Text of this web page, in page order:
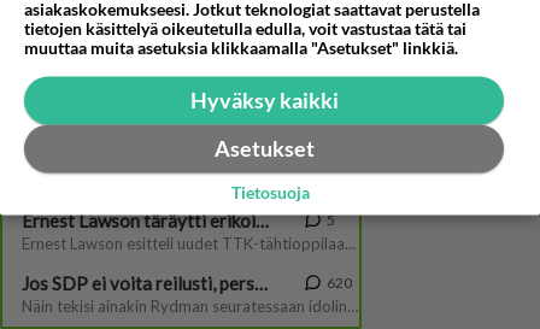
asiakaskokemukseesi. Jotkut teknologiat saattavat perustella
tietojen käsittelyä oikeutetulla edulla, voit vastustaa tätä tai
muuttaa muita asetuksia klikkaamalla "Asetukset" linkkiä.
Hyväksy kaikki
Asetukset
Tietosuoja